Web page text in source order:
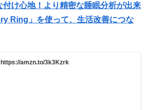
付け心地！より精密な睡眠分析が出来
Ring」を使って、生活改善につな
https://amzn.to/3k3Kzrk